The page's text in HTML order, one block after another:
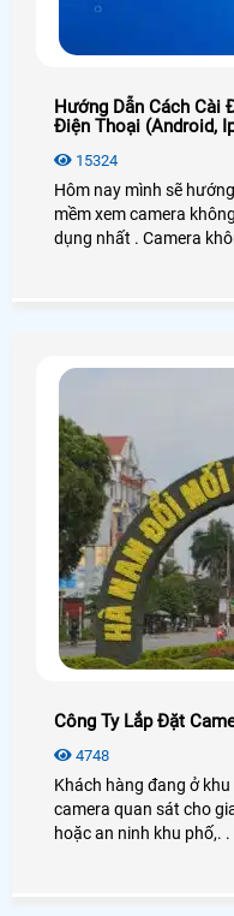
Hướng Dẫn Cách Cài
Điện Thoại (Android,
15324
Hôm nay mình sẽ
mềm xem camera
dụng nhất . Camera không dây hiện dang phổ biến rộng
Công Ty Lắp Đặt
4748
Khách hàng đang ở
camera quan sát cho
hoặc an ninh khu phố,. .